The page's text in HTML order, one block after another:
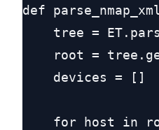
def
tree =
root =
    devices = []
for host in